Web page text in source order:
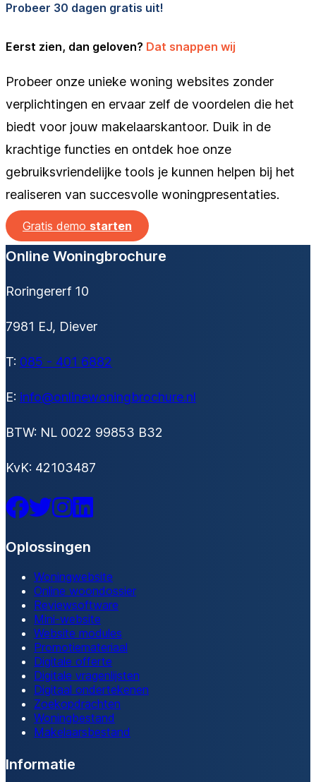
Probeer 30 dagen gratis uit!
Eerst zien, dan geloven? Dat snappen wij
Probeer onze unieke woning websites zonder
verplichtingen en ervaar zelf de voordelen die het
biedt voor jouw makelaarskantoor. Duik in de
krachtige functies en ontdek hoe onze
gebruiksvriendelijke tools je kunnen helpen bij het
realiseren van succesvolle woningpresentaties.
Gratis demo starten
Online Woningbrochure
Roringererf 10
7981 EJ, Diever
T: 085 - 401 6882
E: info@onlinewoningbrochure.nl
BTW: NL 0022 99853 B32
KvK: 42103487
Facebook
Twitter
Instagram
LinkedIn
Oplossingen
Woningwebsite
Online woondossier
Reviewsoftware
Mini-website
Website modules
Promotiemateriaal
Digitale offerte
Digitale vragenlijsten
Digitaal ondertekenen
Zoekopdrachten
Woningbestand
Makelaarsbestand
Informatie